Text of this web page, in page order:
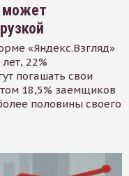
может
«Яндекс.Взгляд»
22%
погашать свои
18,5% заемщиков
половины своего